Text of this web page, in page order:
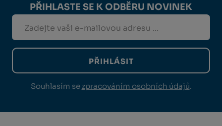
PŘIHLASTE SE K ODBĚRU NOVINEK
PŘIHLÁSIT
Souhlasím se zpracováním osobních údajů.